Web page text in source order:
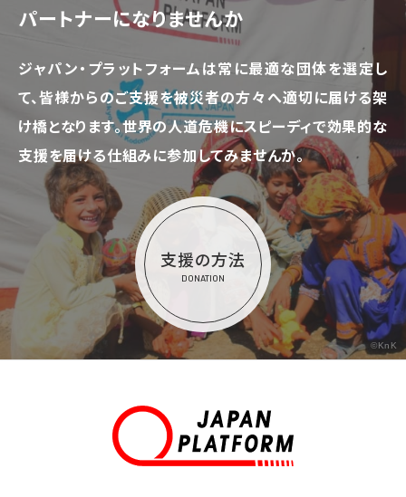
パートナーになりませんか
ジャパン・プラットフォームは常に最適な団体を選定し
て、皆様からのご支援を被災者の方々へ適切に届ける架
け橋となります。世界の人道危機にスピーディで効果的な
支援を届ける仕組みに参加してみませんか。
支援の方法
DONATION
©KnK